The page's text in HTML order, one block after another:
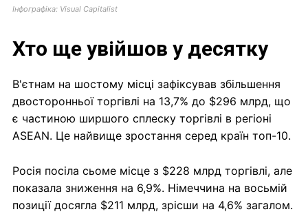
Інфографіка: Visual Capitalist
Хто ще увійшов у десятку
В'єтнам на шостому місці зафіксував збільшення
двосторонньої торгівлі на 13,7% до $296 млрд, що
є частиною ширшого сплеску торгівлі в регіоні
ASEAN. Це найвище зростання серед країн топ-10.
Росія посіла сьоме місце з $228 млрд торгівлі, але
показала зниження на 6,9%. Німеччина на восьмій
позиції досягла $211 млрд, зрісши на 4,6% загалом.